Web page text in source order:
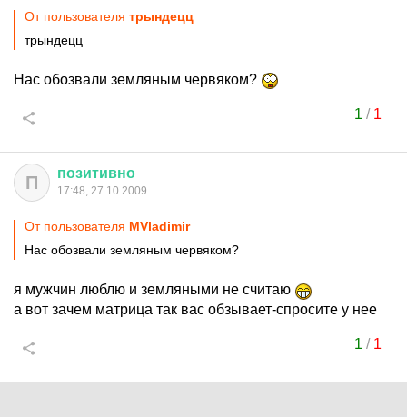
От пользователя трындецц
трындецц
Нас обозвали земляным червяком?
1 / 1
П позитивно
17:48, 27.10.2009
От пользователя MVladimir
Нас обозвали земляным червяком?
я мужчин люблю и земляными не считаю
а вот зачем матрица так вас обзывает-спросите у нее
1 / 1